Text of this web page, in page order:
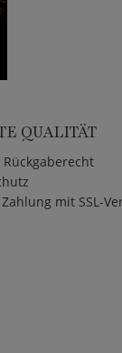
QUALITÄT
Rückgaberecht
mit SSL-